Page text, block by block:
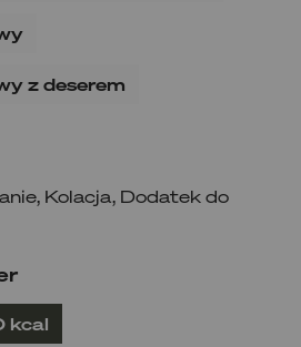
z deserem
, Kolacja, Dodatek do
kcal